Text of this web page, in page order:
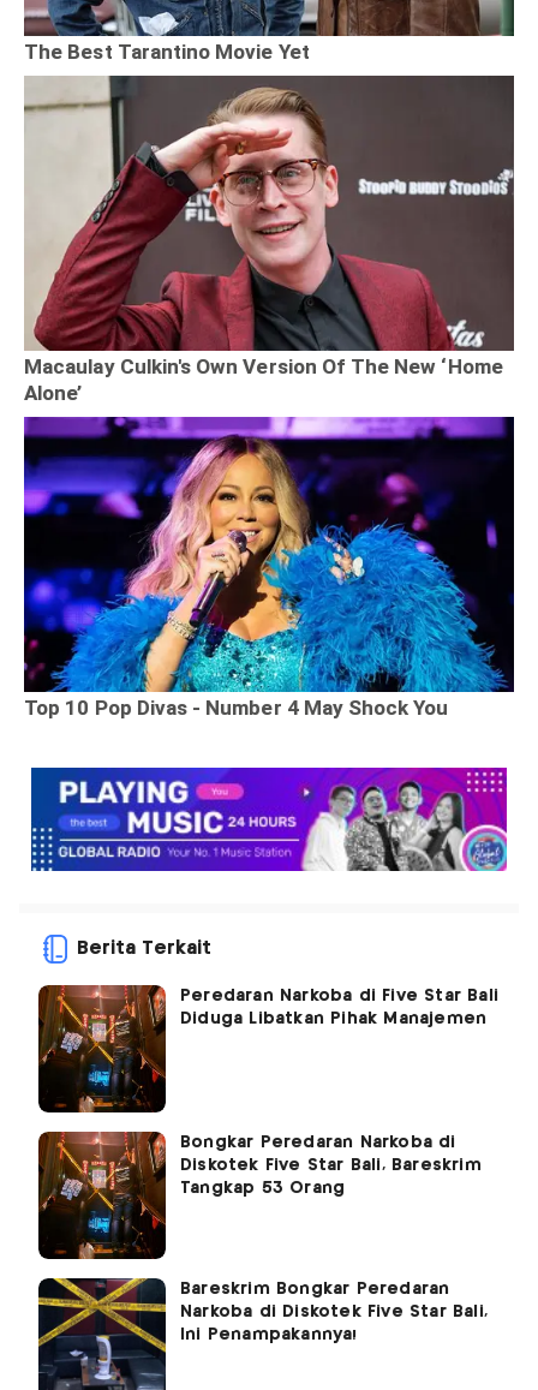
Berita Terkait
Peredaran Narkoba di Five Star Bali
Diduga Libatkan Pihak Manajemen
Bongkar Peredaran Narkoba di
Diskotek Five Star Bali, Bareskrim
Tangkap 53 Orang
Bareskrim Bongkar Peredaran
Narkoba di Diskotek Five Star Bali,
Ini Penampakannya!